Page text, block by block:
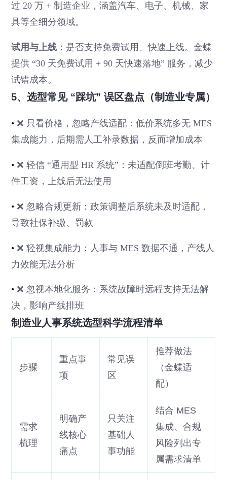
过 20 万 + 制造企业，涵盖汽车、电子、机械、家
具等全细分领域。
试用与上线 ：是否支持免费试用、快速上线。金蝶
提供 “30 天免费试用 + 90 天快速落地” 服务，减少
试错成本。
5、选型常见 “踩坑” 误区盘点（制造业专属）
•❌ 只看价格，忽略产线适配：低价系统多无 MES
集成能力，后期需人工补录数据，反而增加成本
•❌ 轻信 “通用型 HR 系统”：未适配倒班考勤、计
件工资，上线后无法使用
•❌ 忽略合规更新：政策调整后系统未及时适配，
导致社保补缴、罚款
•❌ 轻视集成能力：人事与 MES 数据不通，产线人
力效能无法分析
•❌ 忽视本地化服务：系统故障时远程支持无法解
决，影响产线排班
制造业人事系统选型科学流程清单
步骤
重点事
项
常见误
区
推荐做法
（金蝶适
配）
需求
梳理
明确产
线核心
痛点
只关注
基础人
事功能
结合 MES
集成、合规
风险列出专
属需求清单